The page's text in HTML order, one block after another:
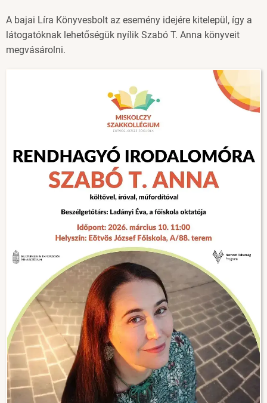
A bajai Líra Könyvesbolt az esemény idejére kitelepül, így a
látogatóknak lehetőségük nyílik Szabó T. Anna könyveit
megvásárolni.